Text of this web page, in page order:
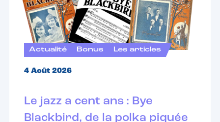
Actualité Bonus Les articles
4 Août 2026
Le jazz a cent ans : Bye
Blackbird, de la polka piquée